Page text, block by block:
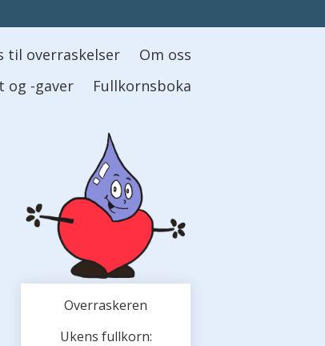
til overraskelser
Om oss
og -gaver Fullkornsboka
Overraskeren
Ukens fullkorn: